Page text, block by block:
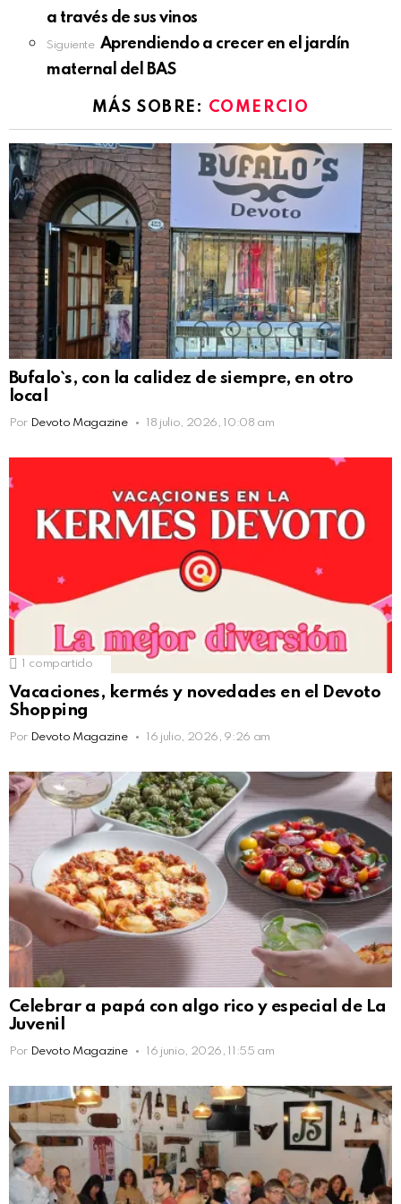
morea través de sus vinos
Siguiente Aprendiendo a crecer en el jardín
maternal del BAS
MÁS SOBRE: COMERCIO
Bufalo`s, con la calidez de siempre, en otro
local
Por Devoto Magazine 18 julio, 2026, 10:08 am
1 compartido
Vacaciones, kermés y novedades en el Devoto
Shopping
Por Devoto Magazine 16 julio, 2026, 9:26 am
Celebrar a papá con algo rico y especial de La
Juvenil
Por Devoto Magazine 16 junio, 2026, 11:55 am